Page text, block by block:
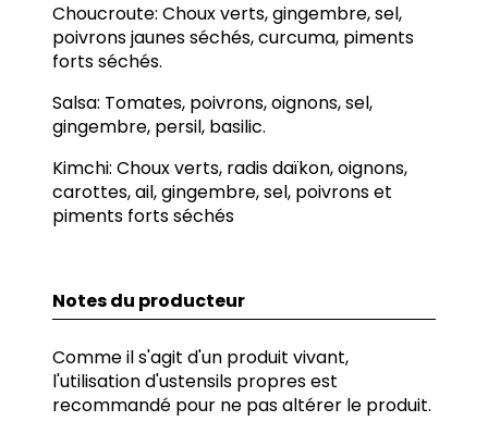
Choucroute: Choux verts, gingembre, sel,
poivrons jaunes séchés, curcuma, piments
forts séchés.
Salsa: Tomates, poivrons, oignons, sel,
gingembre, persil, basilic.
Kimchi: Choux verts, radis daïkon, oignons,
carottes, ail, gingembre, sel, poivrons et
piments forts séchés
Notes du producteur
Comme il s'agit d'un produit vivant,
l'utilisation d'ustensils propres est
recommandé pour ne pas altérer le produit.